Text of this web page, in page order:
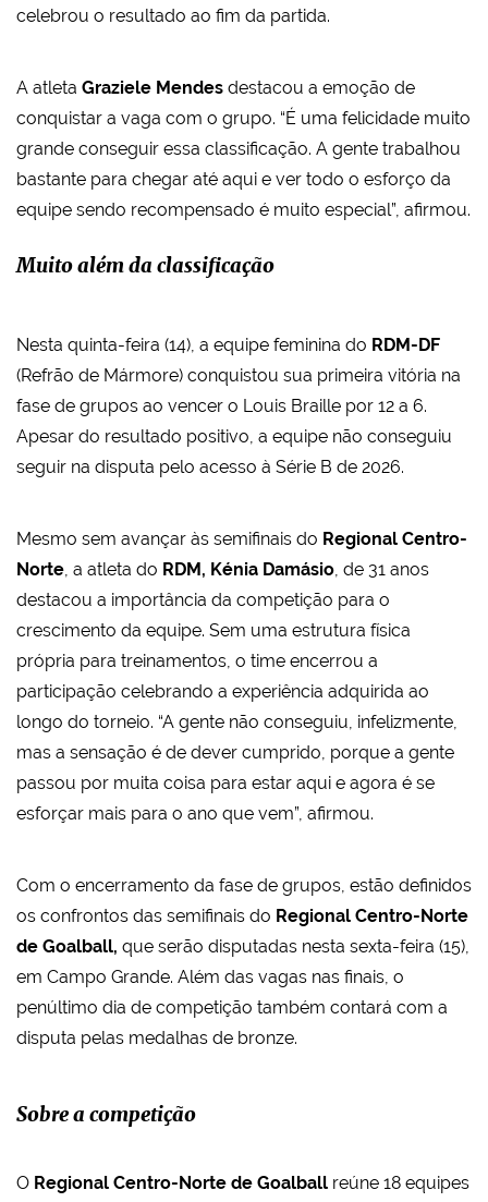
celebrou o resultado ao fim da partida.
A atleta Graziele Mendes destacou a emoção de
conquistar a vaga com o grupo. “É uma felicidade muito
grande conseguir essa classificação. A gente trabalhou
bastante para chegar até aqui e ver todo o esforço da
equipe sendo recompensado é muito especial”, afirmou.
Muito além da classificação
Nesta quinta-feira (14), a equipe feminina do RDM-DF
(Refrão de Mármore) conquistou sua primeira vitória na
fase de grupos ao vencer o Louis Braille por 12 a 6.
Apesar do resultado positivo, a equipe não conseguiu
seguir na disputa pelo acesso à Série B de 2026.
Mesmo sem avançar às semifinais do Regional Centro-
Norte, a atleta do RDM, Kénia Damásio, de 31 anos
destacou a importância da competição para o
crescimento da equipe. Sem uma estrutura física
própria para treinamentos, o time encerrou a
participação celebrando a experiência adquirida ao
longo do torneio. “A gente não conseguiu, infelizmente,
mas a sensação é de dever cumprido, porque a gente
passou por muita coisa para estar aqui e agora é se
esforçar mais para o ano que vem”, afirmou.
Com o encerramento da fase de grupos, estão definidos
os confrontos das semifinais do Regional Centro-Norte
de Goalball, que serão disputadas nesta sexta-feira (15),
em Campo Grande. Além das vagas nas finais, o
penúltimo dia de competição também contará com a
disputa pelas medalhas de bronze.
Sobre a competição
O Regional Centro-Norte de Goalball reúne 18 equipes